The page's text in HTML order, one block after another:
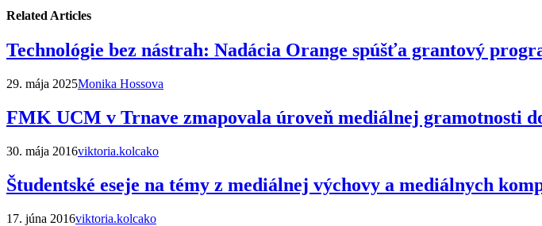
Related Articles
Technológie bez nástrah: Nadácia Orange spúšťa grantový
29. mája 2025Monika Hossova
FMK UCM v Trnave zmapovala úroveň mediálnej gramotnosti
30. mája 2016viktoria.kolcako
Študentské eseje na témy z mediálnej výchovy a mediálnych
17. júna 2016viktoria.kolcako